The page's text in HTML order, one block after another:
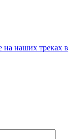
на наших треках в